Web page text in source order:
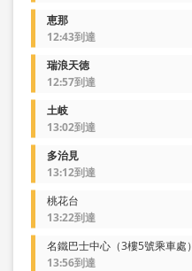
恵那
12:43到達
瑞浪天徳
12:57到達
土岐
13:02到達
多治見
13:12到達
桃花台
13:22到達
名鐵巴士中心（3樓5號乘車處）
13:56到達